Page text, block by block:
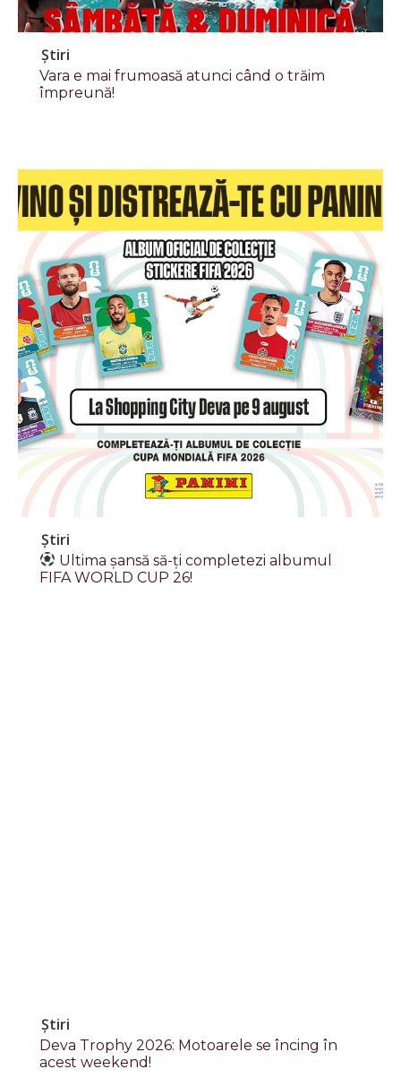
Știri
Vara e mai frumoasă atunci când o trăim
împreună!
Știri
Ultima șansă să-ți completezi albumul
FIFA WORLD CUP 26!
Știri
Deva Trophy 2026: Motoarele se încing în
acest weekend!